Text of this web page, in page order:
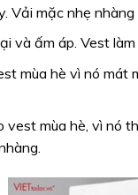
Vải mặc nhẹ
và ấm áp. Vest
mùa hè vì nó
vest mùa hè, vì nó